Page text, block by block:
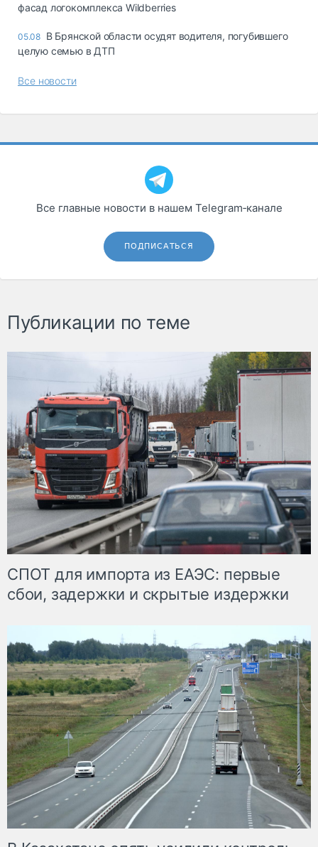
фасад логокомплекса Wildberries
05.08 В Брянской области осудят водителя, погубившего
целую семью в ДТП
Все новости
Все главные новости в нашем Telegram‑канале
ПОДПИСАТЬСЯ
Публикации по теме
СПОТ для импорта из ЕАЭС: первые
сбои, задержки и скрытые издержки